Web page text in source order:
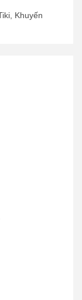
Khuyến